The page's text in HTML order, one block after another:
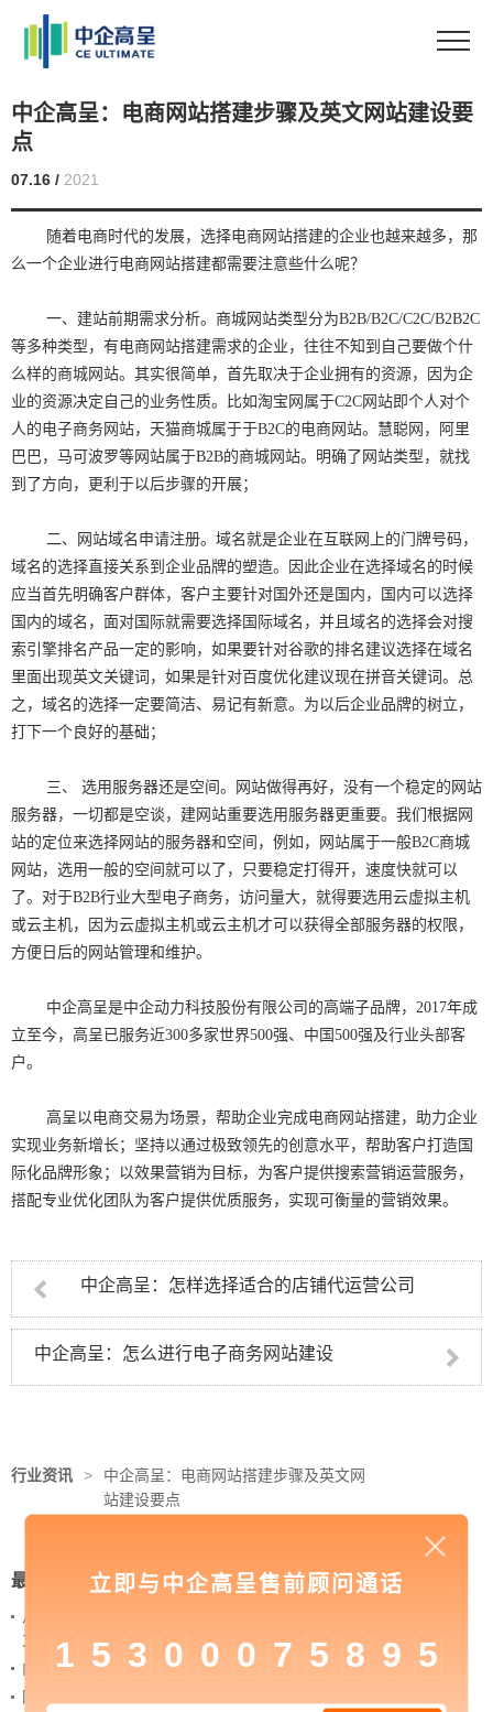
中企高呈：电商网站搭建步骤及英文网站建设要
点
07.16 / 2021
随着电商时代的发展，选择电商网站搭建的企业也越来越多，那
么一个企业进行电商网站搭建都需要注意些什么呢？
一、建站前期需求分析。商城网站类型分为B2B/B2C/C2C/B2B2C
等多种类型，有电商网站搭建需求的企业，往往不知到自己要做个什
么样的商城网站。其实很简单，首先取决于企业拥有的资源，因为企
业的资源决定自己的业务性质。比如淘宝网属于C2C网站即个人对个
人的电子商务网站，天猫商城属于于B2C的电商网站。慧聪网，阿里
巴巴，马可波罗等网站属于B2B的商城网站。明确了网站类型，就找
到了方向，更利于以后步骤的开展；
二、网站域名申请注册。域名就是企业在互联网上的门牌号码，
域名的选择直接关系到企业品牌的塑造。因此企业在选择域名的时候
应当首先明确客户群体，客户主要针对国外还是国内，国内可以选择
国内的域名，面对国际就需要选择国际域名，并且域名的选择会对搜
索引擎排名产品一定的影响，如果要针对谷歌的排名建议选择在域名
里面出现英文关键词，如果是针对百度优化建议现在拼音关键词。总
之，域名的选择一定要简洁、易记有新意。为以后企业品牌的树立，
打下一个良好的基础；
三、 选用服务器还是空间。网站做得再好，没有一个稳定的网站
服务器，一切都是空谈，建网站重要选用服务器更重要。我们根据网
站的定位来选择网站的服务器和空间，例如，网站属于一般B2C商城
网站，选用一般的空间就可以了，只要稳定打得开，速度快就可以
了。对于B2B行业大型电子商务，访问量大，就得要选用云虚拟主机
或云主机，因为云虚拟主机或云主机才可以获得全部服务器的权限，
方便日后的网站管理和维护。
中企高呈是中企动力科技股份有限公司的高端子品牌，2017年成
立至今，高呈已服务近300多家世界500强、中国500强及行业头部客
户。
高呈以电商交易为场景，帮助企业完成电商网站搭建，助力企业
实现业务新增长；坚持以通过极致领先的创意水平，帮助客户打造国
际化品牌形象；以效果营销为目标，为客户提供搜索营销运营服务，
搭配专业优化团队为客户提供优质服务，实现可衡量的营销效果。
中企高呈：怎样选择适合的店铺代运营公司
中企高呈：怎么进行电子商务网站建设
行业资讯 >
中企高呈：电商网站搭建步骤及英文网
站建设要点
最新新闻
从 “黑神话：悟空” 的成功，看企业网站如何撬动品牌
力量
内容管理：媒体资讯网站搭建的隐藏大BOSS
网站进化的终极形态，你了解吗？
立即与中企高呈售前顾问通话
1 5 3 0 0 0 7 5 8 9 5